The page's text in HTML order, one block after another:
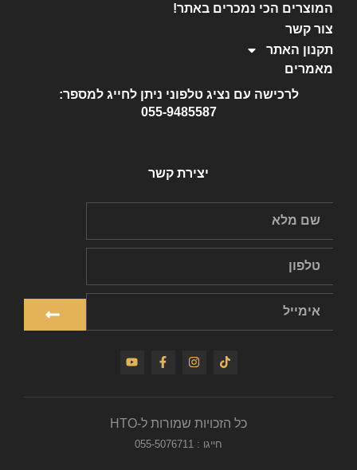
המוצרים הכי נמכרים באתר!
צור קשר
תקנון האתר
מאמרים
לרכישה עם נציג טלפוני ניתן לחייג למספר:
055-9485587
יצירת קשר
כל הזכויות שמורות ל-HTO
חייגו : 055-5076711